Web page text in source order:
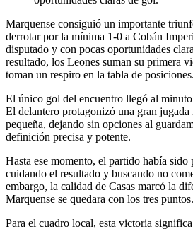
Marquense consiguió un importante
derrotar por la mínima 1-0 a Cobán
disputado y con pocas oportunidades
resultado, los Leones suman su primera
toman un respiro en la tabla de posiciones.
El único gol del encuentro llegó al
El delantero protagonizó una gran
pequeña, dejando sin opciones al
definición precisa y potente.
Hasta ese momento, el partido había sido
cuidando el resultado y buscando no
embargo, la calidad de Casas marcó la
Marquense se quedara con los tres puntos.
Para el cuadro local, esta victoria